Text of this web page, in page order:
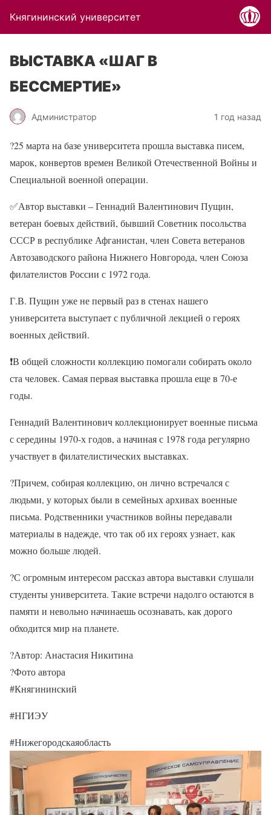
Княгининский университет
ВЫСТАВКА «ШАГ В
БЕССМЕРТИЕ»
Администратор 1 год назад
?25 марта на базе университета прошла выставка писем,
марок, конвертов времен Великой Отечественной Войны и
Специальной военной операции.
✅Автор выставки – Геннадий Валентинович Пущин,
ветеран боевых действий, бывший Советник посольства
СССР в республике Афганистан, член Совета ветеранов
Автозаводского района Нижнего Новгорода, член Союза
филателистов России с 1972 года.
Г.В. Пущин уже не первый раз в стенах нашего
университета выступает с публичной лекцией о героях
военных действий.
❗В общей сложности коллекцию помогали собирать около
ста человек. Самая первая выставка прошла еще в 70-е
годы.
Геннадий Валентинович коллекционирует военные письма
с середины 1970-х годов, а начиная с 1978 года регулярно
участвует в филателистических выставках.
?Причем, собирая коллекцию, он лично встречался с
людьми, у которых были в семейных архивах военные
письма. Родственники участников войны передавали
материалы в надежде, что так об их героях узнает, как
можно больше людей.
?С огромным интересом рассказ автора выставки слушали
студенты университета. Такие встречи надолго остаются в
памяти и невольно начинаешь осознавать, как дорого
обходится мир на планете.
?Автор: Анастасия Никитина
?Фото автора
#Княгининский
#НГИЭУ
#Нижегородскаяобласть